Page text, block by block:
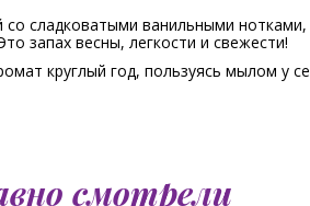
сладковатыми ванильными нотками,
запах весны, легкости и свежести!
круглый год, пользуясь мылом у
смотрели